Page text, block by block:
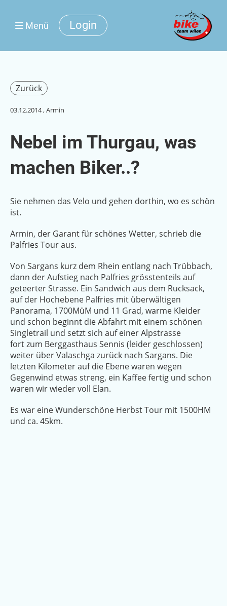
Login
Menü
Zurück
03.12.2014, Armin
Nebel im Thurgau, was
machen Biker..?
Sie nehmen das Velo und gehen dorthin, wo es schön
ist.
Armin, der Garant für schönes Wetter, schrieb die
Palfries Tour aus.
Von Sargans kurz dem Rhein entlang nach Trübbach,
dann der Aufstieg nach Palfries grösstenteils auf
geteerter Strasse. Ein Sandwich aus dem Rucksack,
auf der Hochebene Palfries mit überwältigen
Panorama, 1700MüM und 11 Grad, warme Kleider
und schon beginnt die Abfahrt mit einem schönen
Singletrail und setzt sich auf einer Alpstrasse
fort zum Berggasthaus Sennis (leider geschlossen)
weiter über Valaschga zurück nach Sargans. Die
letzten Kilometer auf die Ebene waren wegen
Gegenwind etwas streng, ein Kaffee fertig und schon
waren wir wieder voll Elan.
Es war eine Wunderschöne Herbst Tour mit 1500HM
und ca. 45km.